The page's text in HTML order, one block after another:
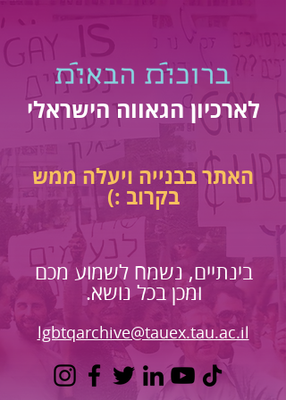
לארכיון הגאווה הישראלי
האתר בבנייה ויעלה ממש
בקרוב :)
בינתיים, נשמח לשמוע מכם
ומכן בכל נושא.
lgbtqarchive@tauex.tau.ac.il